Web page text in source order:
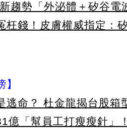
趨勢「外泌體＋矽谷電
枉錢！皮膚權威指定：
】
逃命？ 杜金龍揭台股箱
億「幫員工打瘦瘦針」